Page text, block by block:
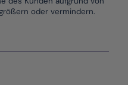
oder vermindern.